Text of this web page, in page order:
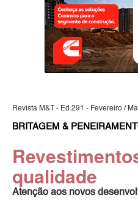
Revista M&T - Ed.291 - Fevereiro /
BRITAGEM &
qualidade
Atenção aos novos